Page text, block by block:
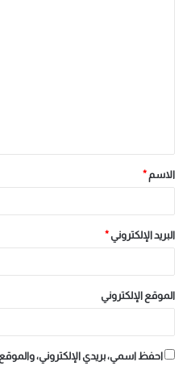
الاسم*
البريد الإلكتروني *
الموقع الإلكتروني
احفظ اسمي، بريدي الإلكتروني،